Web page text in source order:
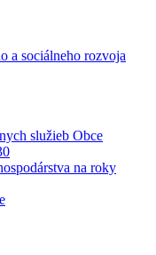
a sociálneho rozvoja
služieb Obce
na roky